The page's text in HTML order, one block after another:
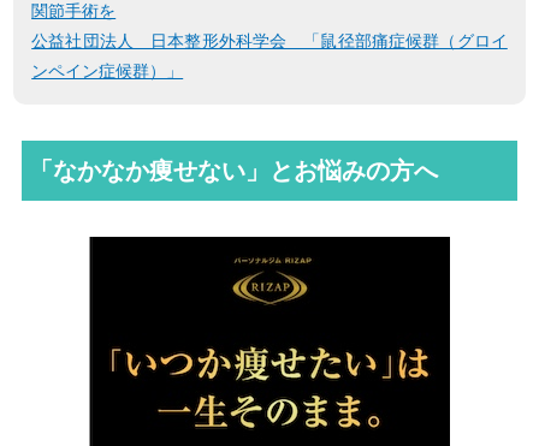
関節手術を
公益社団法人 日本整形外科学会 「鼠径部痛症候群（グロイ
ンペイン症候群）」
「なかなか痩せない」とお悩みの方へ